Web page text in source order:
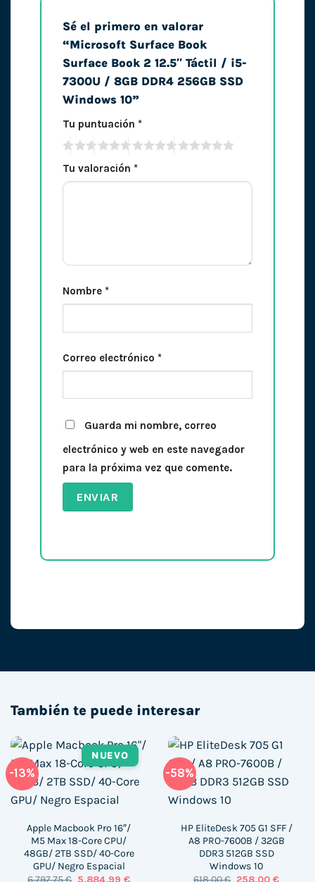
Sé el primero en valorar
“Microsoft Surface Book
Surface Book 2 12.5″ Táctil / i5-
7300U / 8GB DDR4 256GB SSD
Windows 10”
Tu puntuación *
Tu valoración *
Nombre *
Correo electrónico *
Guarda mi nombre, correo
electrónico y web en este navegador
para la próxima vez que comente.
También te puede interesar
-13%
NUEVO
Apple Macbook Pro 16″/
M5 Max 18-Core CPU/
48GB/ 2TB SSD/ 40-Core
GPU/ Negro Espacial
El
El
-58%
HP EliteDesk 705 G1 SFF /
A8 PRO-7600B / 32GB
DDR3 512GB SSD
Windows 10
El
El